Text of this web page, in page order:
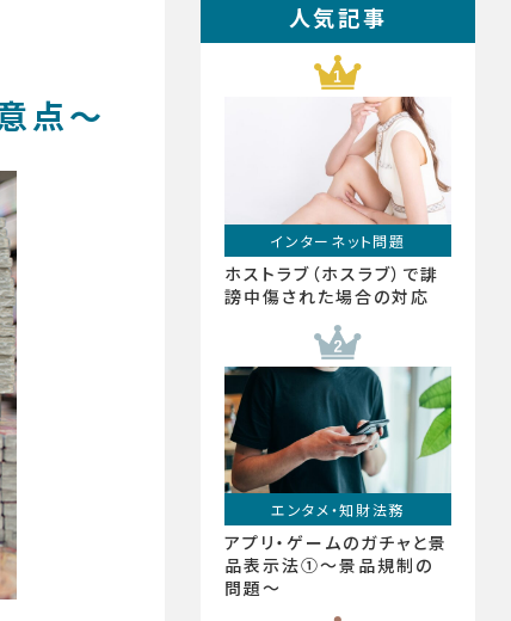
点〜
人気記事
インターネット問題
ホストラブ（ホスラブ）で誹
謗中傷された場合の対応
エンタメ・知財法務
アプリ・ゲームのガチャと景
品表示法①〜景品規制の
問題〜